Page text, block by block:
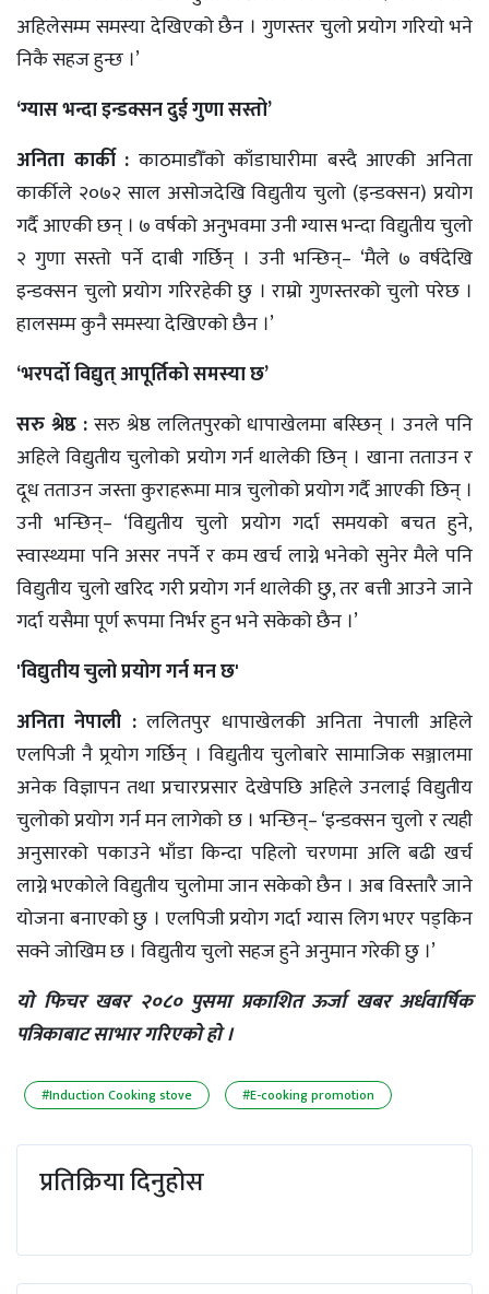
अहिलेसम्म समस्या देखिएको छैन । गुणस्तर चुलो प्रयोग गरियो भने
निकै सहज हुन्छ ।’
‘ग्यास भन्दा इन्डक्सन दुई गुणा सस्तो’
अनिता कार्की : काठमाडौँको काँडाघारीमा बस्दै आएकी अनिता
कार्कीले २०७२ साल असोजदेखि विद्युतीय चुलो (इन्डक्सन) प्रयोग
गर्दै आएकी छन् । ७ वर्षको अनुभवमा उनी ग्यास भन्दा विद्युतीय चुलो
२ गुणा सस्तो पर्ने दाबी गर्छिन् । उनी भन्छिन्– ‘मैले ७ वर्षदेखि
इन्डक्सन चुलो प्रयोग गरिरहेकी छु । राम्रो गुणस्तरको चुलो परेछ ।
हालसम्म कुनै समस्या देखिएको छैन ।’
‘भरपर्दो विद्युत् आपूर्तिको समस्या छ’
सरु श्रेष्ठ :सरु श्रेष्ठ ललितपुरको धापाखेलमा बस्छिन् । उनले पनि
अहिले विद्युतीय चुलोको प्रयोग गर्न थालेकी छिन् । खाना तताउन र
दूध तताउन जस्ता कुराहरूमा मात्र चुलोको प्रयोग गर्दै आएकी छिन् ।
उनी भन्छिन्– ‘विद्युतीय चुलो प्रयोग गर्दा समयको बचत हुने,
स्वास्थ्यमा पनि असर नपर्ने र कम खर्च लाग्ने भनेको सुनेर मैले पनि
विद्युतीय चुलो खरिद गरी प्रयोग गर्न थालेकी छु, तर बत्ती आउने जाने
गर्दा यसैमा पूर्ण रूपमा निर्भर हुन भने सकेको छैन ।’
'विद्युतीय चुलो प्रयोग गर्न मन छ'
अनिता नेपाली :ललितपुर धापाखेलकी अनिता नेपाली अहिले
एलपिजी नै प्र्रयोग गर्छिन् । विद्युतीय चुलोबारे सामाजिक सञ्जालमा
अनेक विज्ञापन तथा प्रचारप्रसार देखेपछि अहिले उनलाई विद्युतीय
चुलोको प्रयोग गर्न मन लागेको छ । भन्छिन्– ‘इन्डक्सन चुलो र त्यही
अनुसारको पकाउने भाँडा किन्दा पहिलो चरणमा अलि बढी खर्च
लाग्ने भएकोले विद्युतीय चुलोमा जान सकेको छैन । अब विस्तारै जाने
योजना बनाएको छु । एलपिजी प्रयोग गर्दा ग्यास लिग भएर पड्किन
सक्ने जोखिम छ । विद्युतीय चुलो सहज हुने अनुमान गरेकी छु ।’
याे फिचर खबर २०८० पुसमा प्रकाशित ऊर्जा खबर अर्धवार्षिक
पत्रिकाबाट साभार गरिएकाे हाे ।
#Induction Cooking stove #E-cooking promotion
प्रतिक्रिया दिनुहोस